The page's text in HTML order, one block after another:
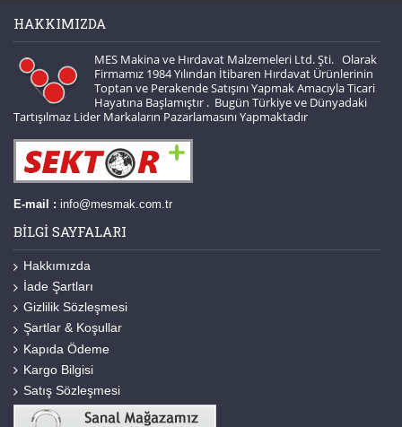
HAKKIMIZDA
MES Makina ve Hırdavat Malzemeleri Ltd. Şti. Olarak
Firmamız 1984 Yılından İtibaren Hırdavat Ürünlerinin
Toptan ve Perakende Satışını Yapmak Amacıyla Ticari
Hayatına Başlamıştır . Bugün Türkiye ve Dünyadaki
Tartışılmaz Lider Markaların Pazarlamasını Yapmaktadır
E-mail : info@mesmak.com.tr
BILGI SAYFALARI
Hakkımızda
İade Şartları
Gizlilik Sözleşmesi
Şartlar & Koşullar
Kapıda Ödeme
Kargo Bilgisi
Satış Sözleşmesi